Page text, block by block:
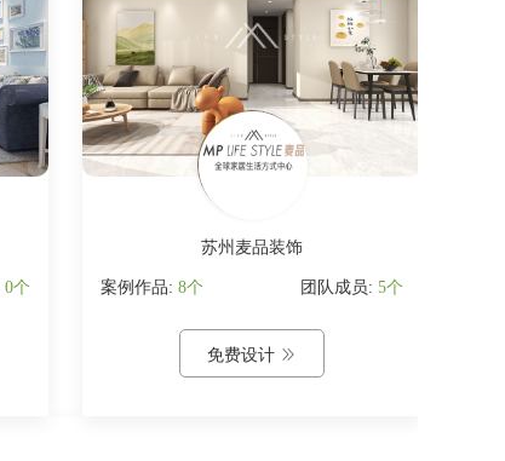
0个
苏州麦品装饰
案例作品: 8个 团队成员: 5个
免费设计 